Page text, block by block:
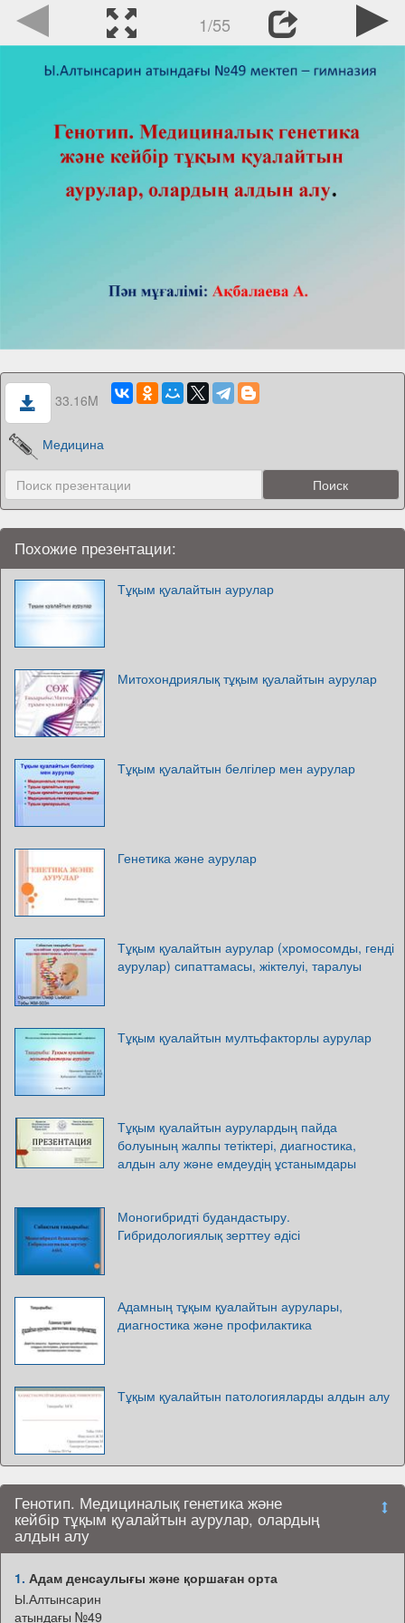
1/55
33.16M
Медицина
Похожие презентации:
Тұқым қуалайтын аурулар
Митохондриялық тұқым қуалайтын аурулар
Тұқым қуалайтын белгілер мен аурулар
Генетика және аурулар
Тұқым қуалайтын аурулар (хромосомды, генді
аурулар) сипаттамасы, жіктелуі, таралуы
Тұқым қуалайтын мултьфакторлы аурулар
Тұқым қуалайтын аурулардың пайда
болуының жалпы тетіктері, диагностика,
алдын алу және емдеудің ұстанымдары
Моногибридті будандастыру.
Гибридологиялық зерттеу әдісі
Адамның тұқым қуалайтын аурулары,
диагностика және профилактика
Тұқым қуалайтын патологияларды алдын алу
Генотип. Медициналық генетика және
кейбір тұқым қуалайтын аурулар, олардың
алдын алу
1. Адам денсаулығы және қоршаған орта
Ы.Алтынсарин
атындағы №49